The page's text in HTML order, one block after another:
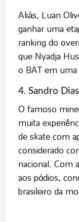
Aliás, Luan
ganhar uma
ranking do
que Nyadja
o BAT em
4. Sandro Dias
O famoso
muita
de skate com
considerado
nacional. Com
aos pódios,
brasileiro da